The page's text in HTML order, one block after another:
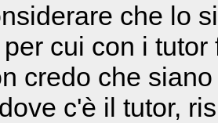
che lo
cui con i
credo che
c'è il tutor,